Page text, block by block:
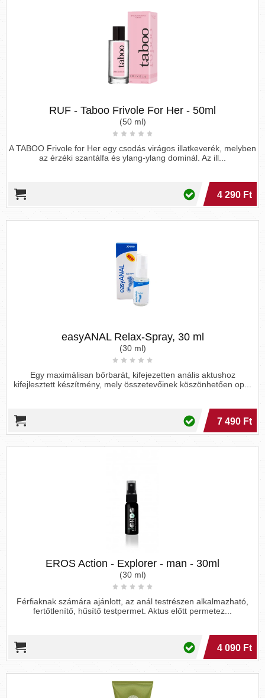
RUF - Taboo Frivole For Her - 50ml
(50 ml)
A TABOO Frivole for Her egy csodás virágos illatkeverék, melyben
az érzéki szantálfa és ylang-ylang dominál. Az ill...
4 290 Ft
easyANAL Relax-Spray, 30 ml
(30 ml)
Egy maximálisan bőrbarát, kifejezetten anális aktushoz
kifejlesztett készítmény, mely összetevőinek köszönhetően op...
7 490 Ft
EROS Action - Explorer - man - 30ml
(30 ml)
Férfiaknak számára ajánlott, az anál testrészen alkalmazható,
fertőtlenítő, hűsítő testpermet. Aktus előtt permetez...
4 090 Ft